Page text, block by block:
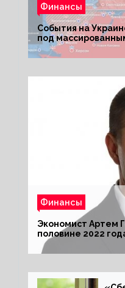
Финансы
События на
под
Киеву ультиматум
Финансы
Экономист Артем
половине 2022
комфортный курс